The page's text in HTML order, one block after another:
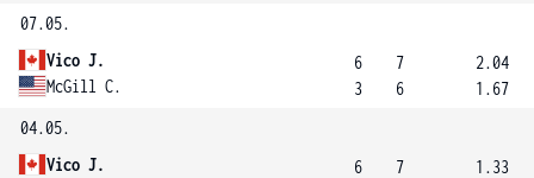
07.05.
Vico J.
McGill C.
6
3
7
6
2.04
1.67
04.05.
Vico J.
6
7
1.33